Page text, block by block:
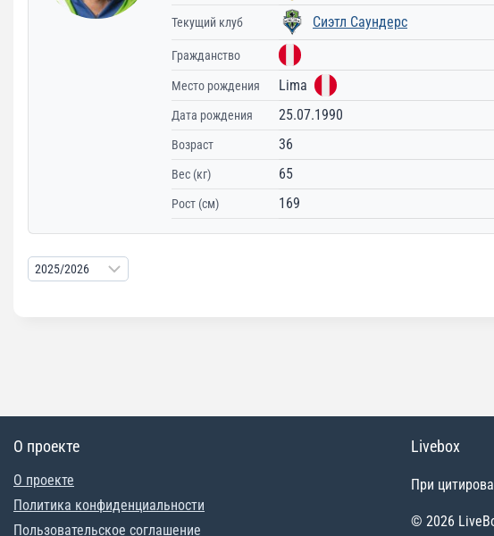
Текущий клуб Сиэтл Саундерс
Гражданство
Место рождения Lima
Дата рождения 25.07.1990
Возраст 36
Вес (кг) 65
Рост (см) 169
О проекте
О проекте
Политика конфиденциальности
Пользовательское соглашение
Livebox
При
© 2026